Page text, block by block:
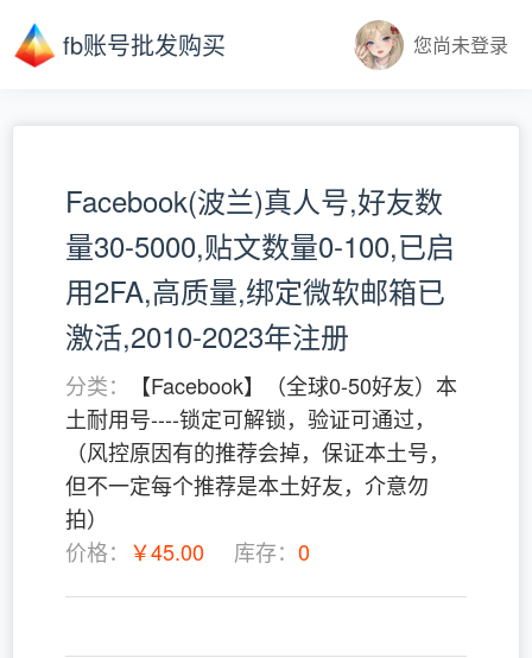
fb账号批发购买 您尚未登录
Facebook(波兰)真人号,好友数
量30-5000,贴文数量0-100,已启
用2FA,高质量,绑定微软邮箱已
激活,2010-2023年注册
分类：
【Facebook】（全球0-50好友）本
土耐用号----锁定可解锁，验证可通过，
（风控原因有的推荐会掉，保证本土号，
但不一定每个推荐是本土好友，介意勿
拍）
价格： ￥45.00 库存： 0